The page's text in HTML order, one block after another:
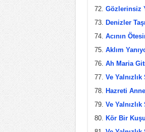
Gözlerinsiz
Denizler
Acının
Aklım
Ah Maria
Ve Yalnızlık
Hazreti
Ve Yalnızlık
Kör Bir